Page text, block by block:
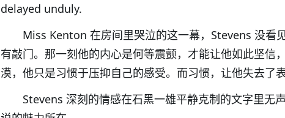
delayed unduly.
Miss Kenton 在房间里哭泣的这一幕，Stevens 没看
有敲门。那一刻他的内心是何等震颤，才能让他如此坚信
漠，他只是习惯于压抑自己的感受。而习惯，让他失去了表
Stevens 深刻的情感在石黑一雄平静克制的文字里无